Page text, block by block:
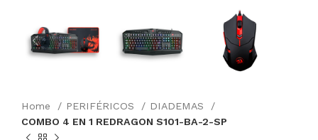
Home PERIFÉRICOS
DIADEMAS
COMBO 4 EN 1 REDRAGON S101-BA-2-SP